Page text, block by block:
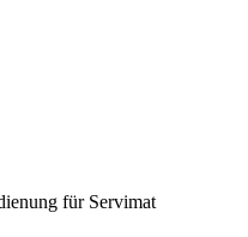
für Servimat